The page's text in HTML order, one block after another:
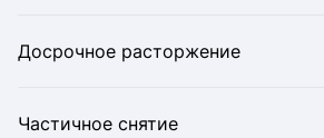
Досрочное расторжение
Частичное снятие